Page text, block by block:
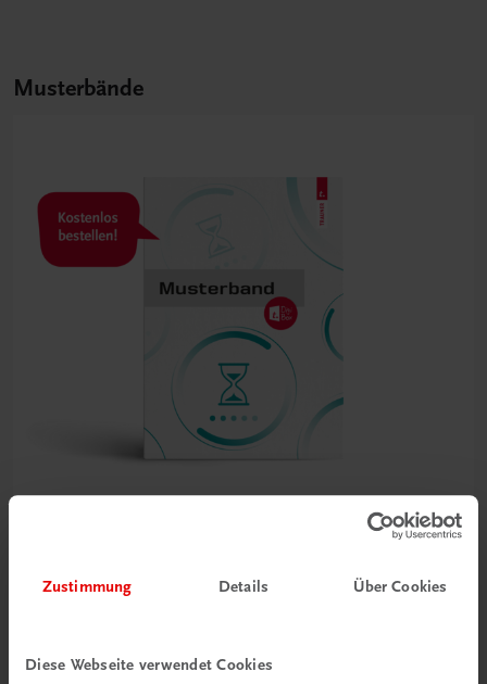
Zustimmung Details Über Cookies
Diese Webseite verwendet Cookies
Musterbände
HF/HLT
€ 0,00